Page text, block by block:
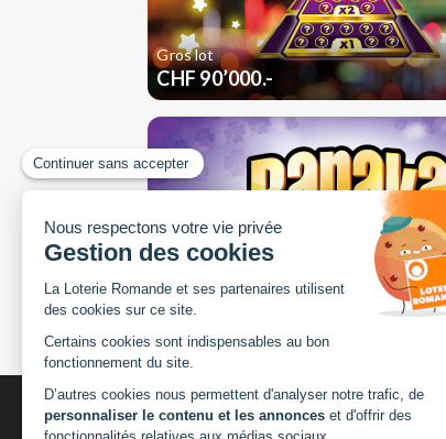
Gros lot
CHF 90’000.-
Gros lot
CHF 100’000.-
CHOISIR LA LANGUE: